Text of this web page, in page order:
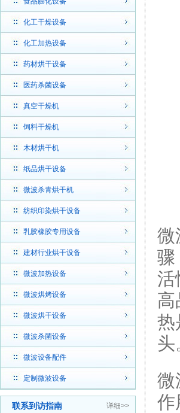
化工干燥设备
化工加热设备
药材烘干设备
医药杀菌设备
真空干燥机
饲料干燥机
木材烘干机
纸品烘干设备
微波杀青烘干机
纺织印染烘干设备
乳胶橡胶专用设备
建材行业烘干设备
微波加热设备
微波烘烤设备
微波烘干设备
微波杀菌设备
微波设备配件
定制微波设备
联系到访指南 详细>>
微
骤
活
高
热
头
微
作